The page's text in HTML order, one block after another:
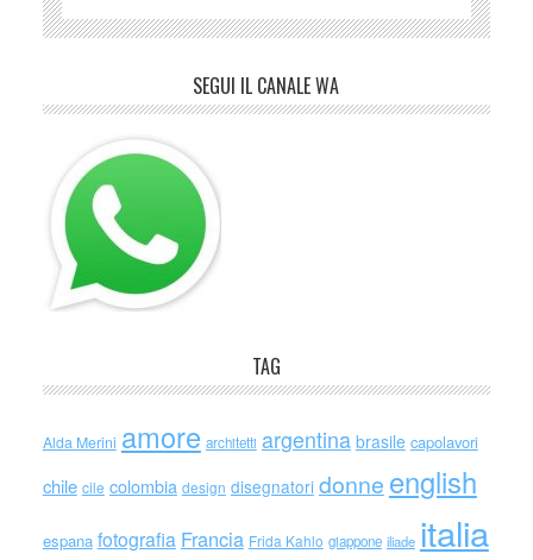
SEGUI IL CANALE WA
TAG
Alda Merini amore architetti argentina brasile capolavori
chile cile colombia design disegnatori donne english
espana fotografia Francia Frida Kahlo giappone iliade italia